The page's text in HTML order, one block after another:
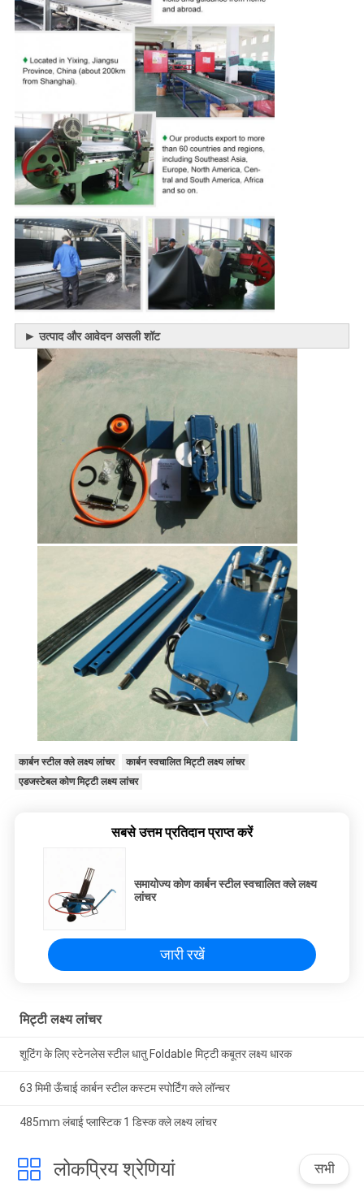
► उत्पाद और आवेदन असली शॉट
कार्बन स्टील क्ले लक्ष्य लांचर
कार्बन स्वचालित मिट्टी लक्ष्य लांचर
एडजस्टेबल कोण मिट्टी लक्ष्य लांचर
सबसे उत्तम प्रतिदान प्राप्त करें
समायोज्य कोण कार्बन स्टील स्वचालित क्ले लक्ष्य
लांचर
जारी रखें
मिट्टी लक्ष्य लांचर
शूटिंग के लिए स्टेनलेस स्टील धातु Foldable मिट्टी कबूतर लक्ष्य धारक
63 मिमी ऊँचाई कार्बन स्टील कस्टम स्पोर्टिंग क्ले लॉन्चर
485mm लंबाई प्लास्टिक 1 डिस्क क्ले लक्ष्य लांचर
लोकप्रिय श्रेणियां सभी